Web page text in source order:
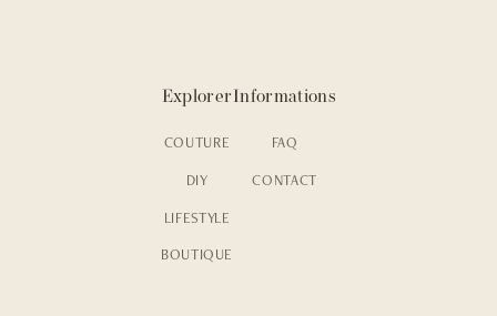
Explorer
COUTURE
DIY
LIFESTYLE
BOUTIQUE
Informations
FAQ
CONTACT